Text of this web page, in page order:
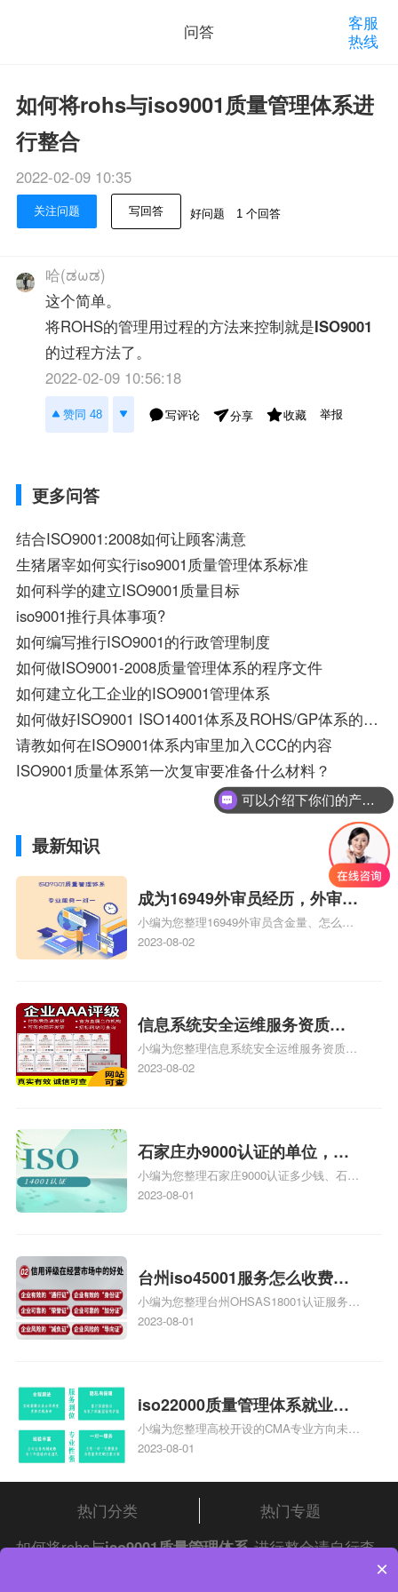
问答
客服
热线
如何将rohs与iso9001质量管理体系进
行整合
2022-02-09 10:35
关注问题 写回答 好问题 1 个回答
哈(ಡωಡ)
这个简单。
将ROHS的管理用过程的方法来控制就是ISO9001
的过程方法了。
2022-02-09 10:56:18
赞同 48 写评论 分享 收藏 举报
更多问答
结合ISO9001:2008如何让顾客满意
生猪屠宰如何实行iso9001质量管理体系标准
如何科学的建立ISO9001质量目标
iso9001推行具体事项?
如何编写推行ISO9001的行政管理制度
如何做ISO9001-2008质量管理体系的程序文件
如何建立化工企业的ISO9001管理体系
如何做好ISO9001 ISO14001体系及ROHS/GP体系的推行 ,维护及持续工作?
请教如何在ISO9001体系内审里加入CCC的内容
ISO9001质量体系第一次复审要准备什么材料？
最新知识
成为16949外审员经历，外审员
16949
小编为您整理16949外审员含金量、怎么才
能成为注册的TS16949:2009的外审员、我
2023-08-02
信息系统安全运维服务资质二
级费用，信息系统安全运维服
务资质二级
小编为您整理信息系统安全运维服务资质认
证证书机构有哪些、安全运维服务资质的费
体系认证知识，详情可查看下方正文！
2023-08-02
石家庄办9000认证的单位，石
家庄9000认证的公司
小编为您整理石家庄9000认证多少钱、石家
庄9000认证价格多少钱、石家庄9000认证
2023-08-01
台州iso45001服务怎么收费，
台州iso45001认证服务怎么收
费
小编为您整理台州OHSAS18001认证服务中
心哪家收费便宜、台州ISO9000认证，哪个
标准是什么相关iso体系认证知识，详情可
查看下方正文！
2023-08-01
iso22000质量管理体系就业方
向，质量管理与认证就业方向
小编为您整理高校开设的CMA专业方向未来
就业前景及就业方向如何、cma就业方向有
和cma未来就业方向、大学生考完cma，就
哪些就业方向相关iso体系认证知识，详情
可查看下方正文！
2023-08-01
热门分类
热门专题
如何将rohs与iso9001质量管理体系 进行整合请自行查
可以介绍下你们的产品么？
×